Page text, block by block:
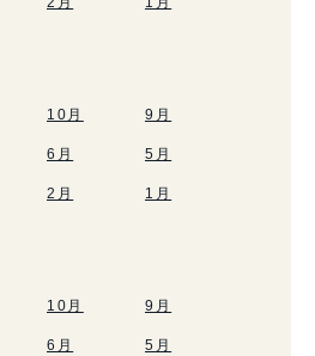
10月 9月
6月 5月
2月 1月
10月 9月
6月 5月